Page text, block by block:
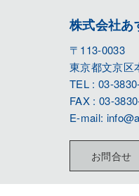
株式会社あ
〒113-0033
東京都文京区
TEL : 03-
FAX : 03-
E-mail:
お問合せ